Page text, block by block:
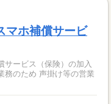
マホ補償サービ
ービス（保険）の加入
務のため 声掛け等の営業